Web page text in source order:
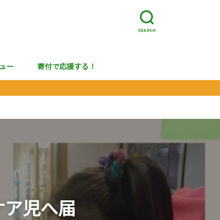
SEARCH
ー 寄付で応援する！
児へ届